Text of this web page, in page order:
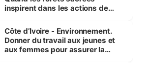
inspirent dans les actions de
Côte d’Ivoire - Environnement.
Donner du travail aux jeunes et
aux femmes pour assurer la